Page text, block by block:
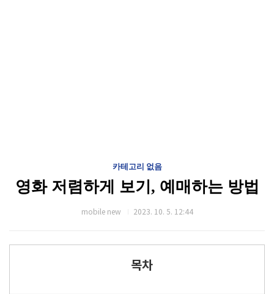
카테고리 없음
영화 저렴하게 보기, 예매하는 방법
mobile new 2023. 10. 5. 12:44
목차